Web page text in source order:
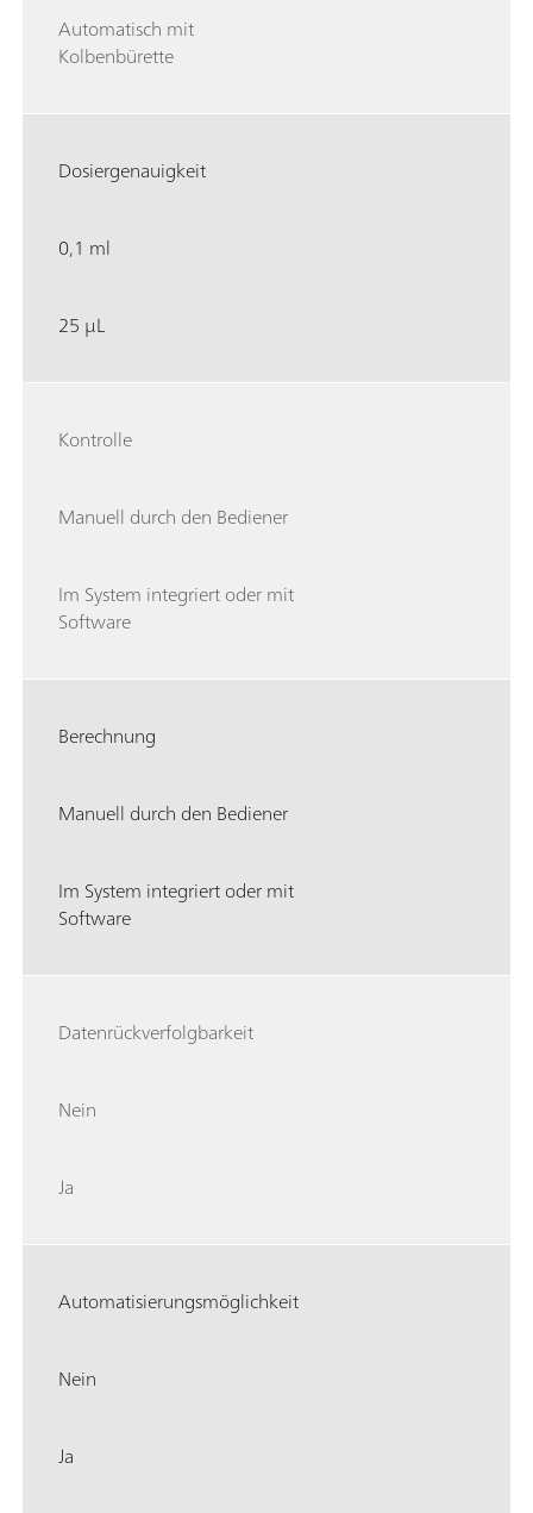
Automatisch mit
Kolbenbürette
Dosiergenauigkeit
0,1 ml
25 µL
Kontrolle
Manuell durch den Bediener
Im System integriert oder mit
Software
Berechnung
Manuell durch den Bediener
Im System integriert oder mit
Software
Datenrückverfolgbarkeit
Nein
Ja
Automatisierungsmöglichkeit
Nein
Ja